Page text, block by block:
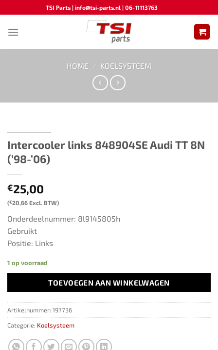
naar
inhoud
TSI Parts | info@tsi-parts.nl | 06-11113763
HOME / KOELSYSTEEM
Intercooler links ​​848904SE​ ​​Audi TT 8N
(’98-’06)​
€25,00
(€20,66 Excl. BTW)
Onderdeelnummer: 8l9145805h
Gebruikt
Positie: Links
1 op voorraad
TOEVOEGEN AAN WINKELWAGEN
Artikelnummer: 197736
Categorie: Koelsysteem